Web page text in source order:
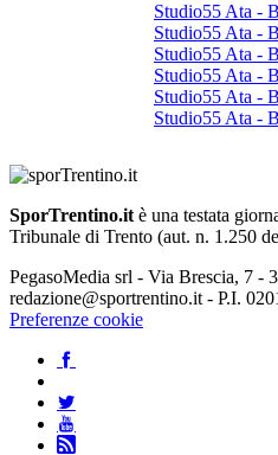
Studio55 Ata -
Studio55 Ata -
Studio55 Ata -
Studio55 Ata -
Studio55 Ata -
Studio55 Ata -
SporTrentino.it è una testata
Tribunale di Trento (aut. n. 1.250
PegasoMedia srl - Via Brescia, 7 -
redazione@sportrentino.it - P.I.
Preferenze cookie